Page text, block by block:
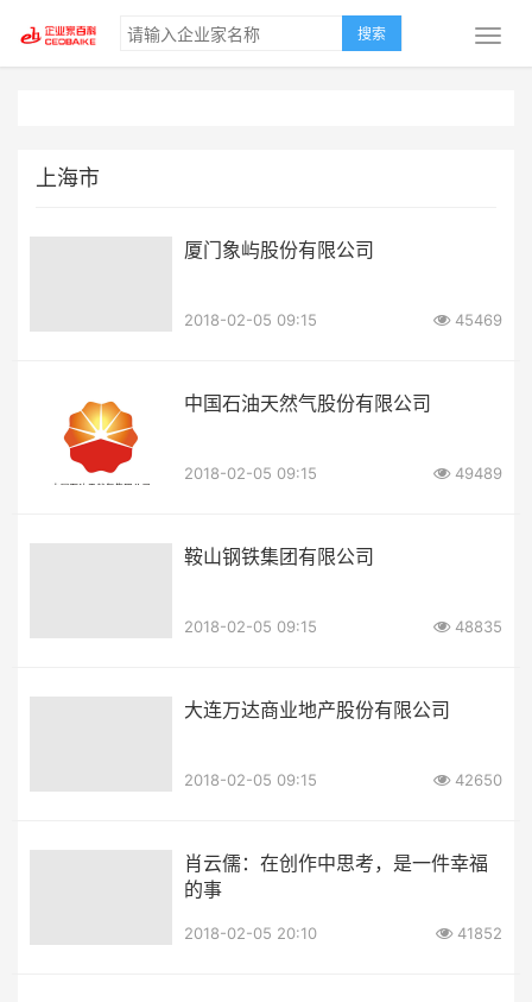
搜索
上海市
厦门象屿股份有限公司
2018-02-05 09:15 45469
中国石油天然气股份有限公司
2018-02-05 09:15 49489
鞍山钢铁集团有限公司
2018-02-05 09:15 48835
大连万达商业地产股份有限公司
2018-02-05 09:15 42650
肖云儒：在创作中思考，是一件幸福
的事
2018-02-05 20:10 41852